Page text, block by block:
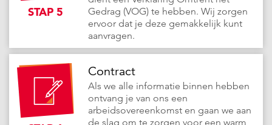
STAP 5
Gedrag (VOG) te hebben. Wij zorgen
ervoor dat je deze gemakkelijk kunt
aanvragen.
Contract
Als we alle informatie binnen hebben
ontvang je van ons een
arbeidsovereenkomst en gaan we aan
de slag om te zorgen voor een warm